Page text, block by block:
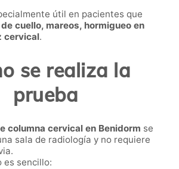
útil en pacientes que
cuello, mareos, hormigueo en
cervical.
se realiza la
prueba
columna cervical en Benidorm se
sala de radiología y no requiere
es sencillo: